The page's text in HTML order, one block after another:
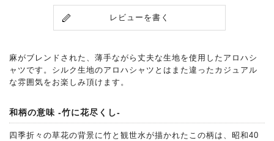
レビューを書く
麻がブレンドされた、薄手ながら丈夫な生地を使用したアロハシ
ャツです。シルク生地のアロハシャツとはまた違ったカジュアル
な雰囲気をお楽しみ頂けます。
和柄の意味 -竹に花尽くし-
四季折々の草花の背景に竹と観世水が描かれたこの柄は、昭和40